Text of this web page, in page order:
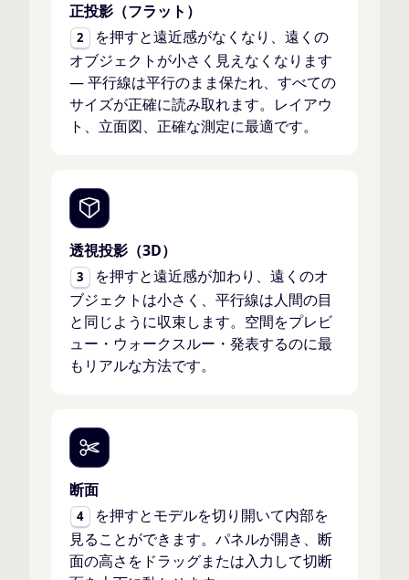
正投影（フラット）
2
を押すと遠近感がなくなり、遠くの
オブジェクトが小さく見えなくなります
— 平行線は平行のまま保たれ、すべての
サイズが正確に読み取れます。レイアウ
ト、立面図、正確な測定に最適です。
透視投影（3D）
3
を押すと遠近感が加わり、遠くのオ
ブジェクトは小さく、平行線は人間の目
と同じように収束します。空間をプレビ
ュー・ウォークスルー・発表するのに最
もリアルな方法です。
断面
4
を押すとモデルを切り開いて内部を
見ることができます。パネルが開き、断
面の高さをドラッグまたは入力して切断